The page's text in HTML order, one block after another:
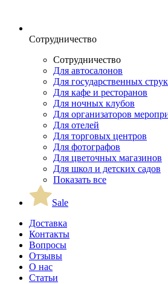
Сотрудничество
Сотрудничество
Для автосалонов
Для государственных
Для кафе и ресторанов
Для ночных клубов
Для организаторов
Для отелей
Для торговых центров
Для фотографов
Для цветочных магазинов
Для школ и детских садов
Показать все
Sale
Доставка
Контакты
Вопросы
Отзывы
О нас
Статьи